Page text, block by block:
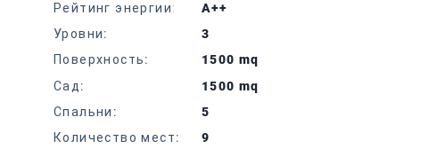
Рейтинг энергии:
A++
Уровни:
3
Поверхность:
1500 mq
Сад:
1500 mq
Спальни :
5
Количество мест:
9